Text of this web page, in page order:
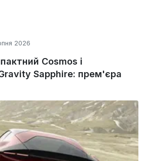
2026
Cosmos і
Sapphire: прем'єра